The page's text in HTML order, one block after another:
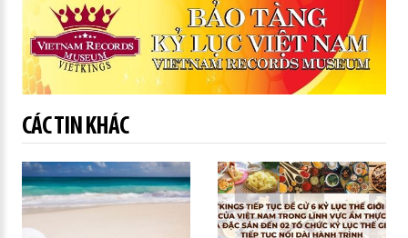
CÁC TIN KHÁC